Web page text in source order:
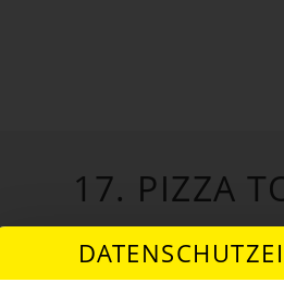
17. PIZZA